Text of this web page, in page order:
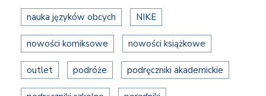
nauka języków obcych NIKE
nowości komiksowe nowości książkowe
outlet podróże podręczniki akademickie